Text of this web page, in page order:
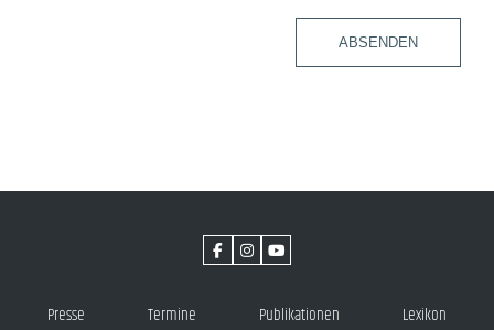
ABSENDEN
Presse Termine Publikationen Lexikon